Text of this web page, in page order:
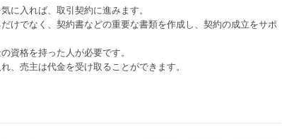
に入れば、取引契約に進みます。
けでなく、契約書などの重要な書類を作成し、契約の成立をサポ
資格を持った人が必要です。
、売主は代金を受け取ることができます。